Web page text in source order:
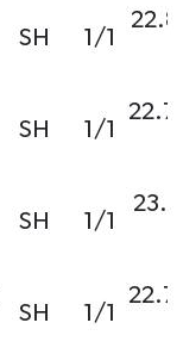
SH 1/1
SH 1/1
SH 1/1
SH 1/1